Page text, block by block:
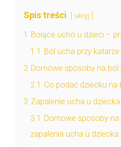
Spis treści ukryj
1 Bolące ucho u dzieci –
1.1 Ból ucha przy katarze
2 Domowe sposoby na ból
2.1 Co podać dziecku na
3 Zapalenie ucha u
3.1 Domowe sposoby
zapalenia ucha u dziecka